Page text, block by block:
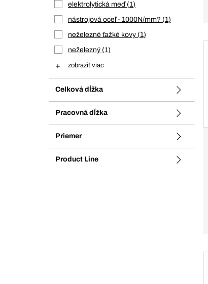
elektrolytická meď 1
nástrojová oceľ - 1000N/mm?
1
neželezné ťažké kovy 1
neželezný 1
zobraziť viac
Celková dĺžka
Pracovná dĺžka
Priemer
Product Line